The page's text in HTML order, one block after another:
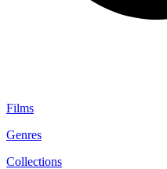
Films
Genres
Collections